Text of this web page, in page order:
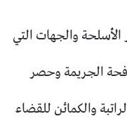
والجهات التي
الجريمة وحصر
والكمائن للقضاء